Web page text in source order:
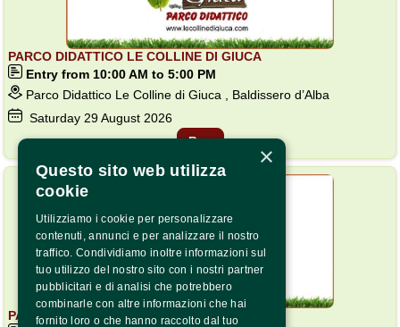
PARCO DIDATTICO LE COLLINE DI GIUCA
Entry from 10:00 AM to 5:00 PM
Parco Didattico Le Colline di Giuca , Baldissero d’Alba
Saturday 29August 2026
Buy
PARCO DIDATTICO LE COLLINE DI GIUCA
LOW AVAILABILITY ×
Questo sito web utilizza
cookie
Utilizziamo i cookie per personalizzare
contenuti, annunci e per analizzare il nostro
traffico. Condividiamo inoltre informazioni sul
tuo utilizzo del nostro sito con i nostri partner
pubblicitari e di analisi che potrebbero
combinarle con altre informazioni che hai
fornito loro o che hanno raccolto dal tuo